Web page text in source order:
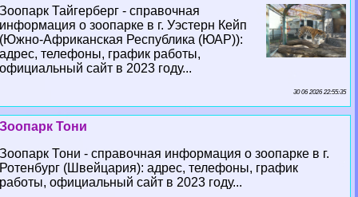
Зоопарк Тайгерберг - справочная
информация о зоопарке в г. Уэстерн Кейп
(Южно-Африканская Республика (ЮАР)):
адрес, телефоны, график работы,
официальный сайт в 2023 году...
30 06 2026 22:55:35
Зоопарк Тони
Зоопарк Тони - справочная информация о зоопарке в г.
Ротенбург (Швейцария): адрес, телефоны, график
работы, официальный сайт в 2023 году...